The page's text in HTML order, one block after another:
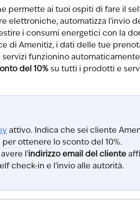
permette ai tuoi ospiti di fare il
elettroniche, automatizza l'invio
i consumi energetici con la
di Amenitiz, i dati delle tue
funzionino
del 10% su tutti i prodotti e
attivo. Indica che sei cliente
ottenere lo sconto del 10%.
l'indirizzo email del cliente
check-in e l'invio alle autorità.